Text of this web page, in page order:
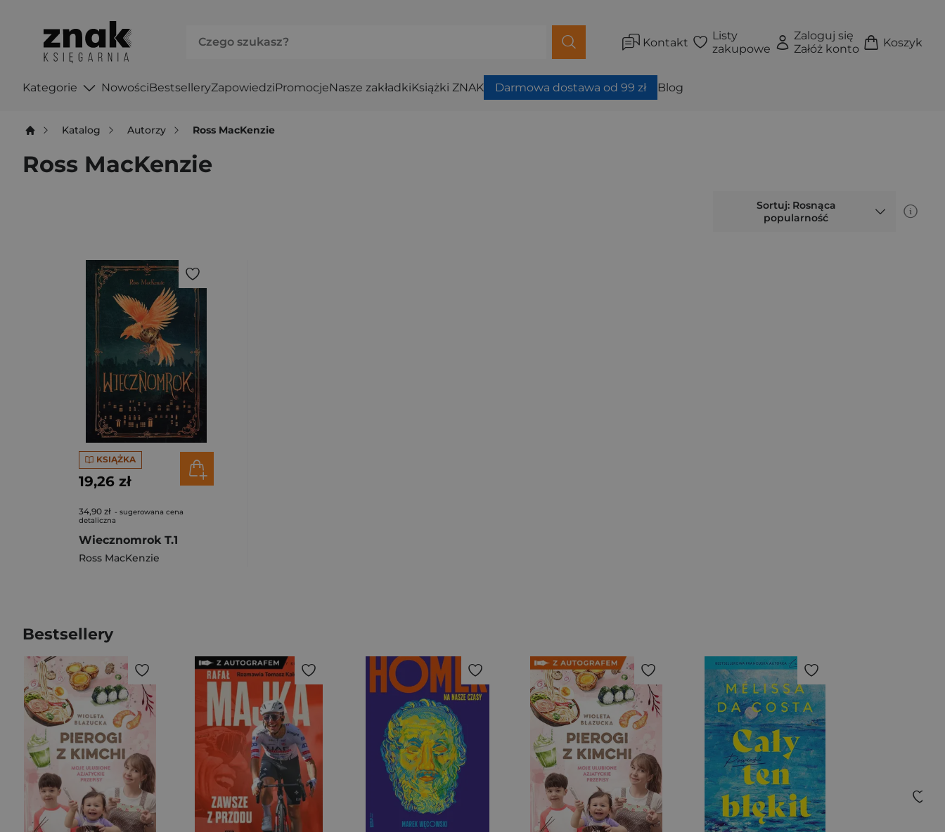
Kontakt
Listy
zakupowe
Zaloguj się
Załóż konto
Koszyk
Kategorie NowościBestselleryZapowiedziPromocjeNasze zakładkiKsiążki ZNAK Darmowa dostawa od 99 zł Blog
Katalog Autorzy Ross MacKenzie
Ross MacKenzie
Sortuj: Rosnąca
popularność
KSIĄŻKA
19,26 zł
34,90 zł - sugerowana cena
detaliczna
Wiecznomrok T.1
Ross MacKenzie
Bestsellery